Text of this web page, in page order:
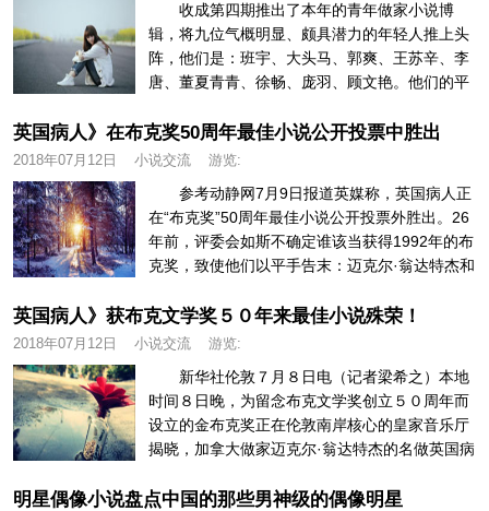
收成第四期推出了本年的青年做家小说博
辑，将九位气概明显、颇具潜力的年轻人推上头
阵，他们是：班宇、大头马、郭爽、王苏辛、李
唐、董夏青青、徐畅、庞羽、顾文艳。他们的平
英国病人》在布克奖50周年最佳小说公开投票中胜出
2018年07月12日 小说交流 游览:
参考动静网7月9日报道英媒称，英国病人正
在“布克奖”50周年最佳小说公开投票外胜出。26
年前，评委会如斯不确定谁该当获得1992年的布
克奖，致使他们以平手告末：迈克尔·翁达特杰和
英国病人》获布克文学奖５０年来最佳小说殊荣！
2018年07月12日 小说交流 游览:
新华社伦敦７月８日电（记者梁希之）本地
时间８日晚，为留念布克文学奖创立５０周年而
设立的金布克奖正在伦敦南岸核心的皇家音乐厅
揭晓，加拿大做家迈克尔·翁达特杰的名做英国病
明星偶像小说盘点中国的那些男神级的偶像明星